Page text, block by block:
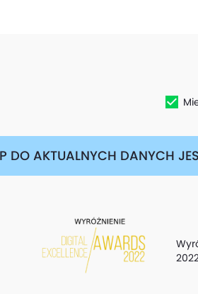
DO AKTUALNYCH DANYCH